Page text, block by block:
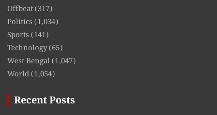
Offbeat(317)
Politics (1,034)
Sports (141)
Technology(65)
West Bengal(1,047)
World(1,054)
Recent Posts